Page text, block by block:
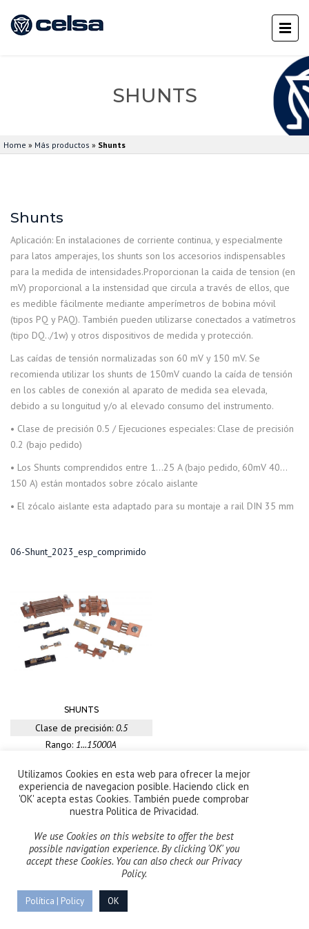
SHUNTS
Home » Más productos » Shunts
Shunts
Aplicación: En instalaciones de corriente continua, y especialmente
para latos amperajes, los shunts son los accesorios indispensables
para la medida de intensidades.Proporcionan la caida de tension (en
mV) proporcional a la instensidad que circula a través de ellos, que
es medible fácilmente mediante amperímetros de bobina móvil
(tipos PQ y PAQ). También pueden utilizarse conectados a vatímetros
(tipo DQ../1w) y otros dispositivos de medida y protección.
Las caídas de tensión normalizadas son 60 mV y 150 mV. Se
recomienda utilizar los shunts de 150mV cuando la caída de tensión
en los cables de conexión al aparato de medida sea elevada,
debido a su longuitud y/o al elevado consumo del instrumento.
• Clase de precisión 0.5 / Ejecuciones especiales: Clase de precisión
0.2 (bajo pedido)
• Los Shunts comprendidos entre 1…25 A (bajo pedido, 60mV 40…
150 A) están montados sobre zócalo aislante
• El zócalo aislante esta adaptado para su montaje a rail DIN 35 mm
06-Shunt_2023_esp_comprimido
SHUNTS
Clase de precisión: 0.5
Rango: 1...15000A
Copyright © 2023 Celsa Messgerate España S.L. –
Privacidad
Utilizamos Cookies en esta web para ofrecer la mejor
experiencia de navegacion posible. Haciendo click en
'OK' acepta estas Cookies. También puede comprobar
nuestra Politica de Privacidad.
We use Cookies on this website to offer the best
possible navigation experience. By clicking 'OK' you
accept these Cookies. You can also check our Privacy
Policy.
Política | Policy OK